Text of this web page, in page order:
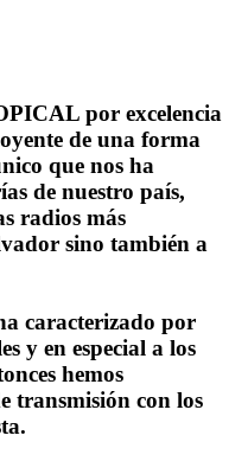
por excelencia
de una forma
que nos ha
de nuestro país,
radios más
sino también a
caracterizado por
y en especial a los
hemos
transmisión con los